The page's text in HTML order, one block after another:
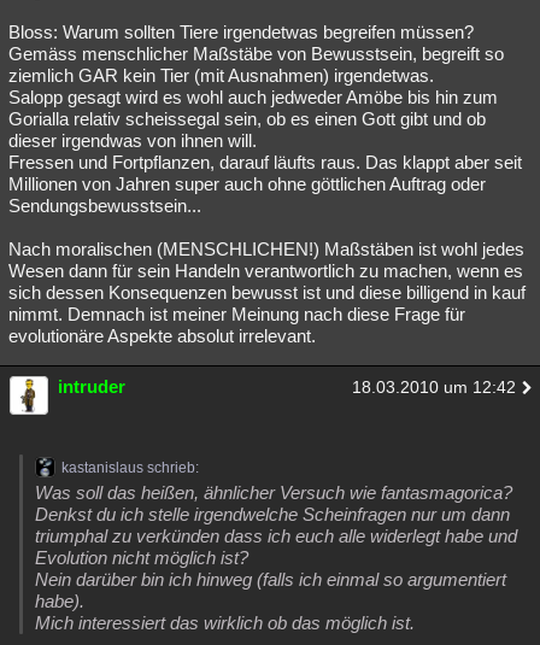
Bloss: Warum sollten Tiere irgendetwas begreifen müssen?
Gemäss menschlicher Maßstäbe von Bewusstsein, begreift so
ziemlich GAR kein Tier (mit Ausnahmen) irgendetwas.
Salopp gesagt wird es wohl auch jedweder Amöbe bis hin zum
Gorialla relativ scheissegal sein, ob es einen Gott gibt und ob
dieser irgendwas von ihnen will.
Fressen und Fortpflanzen, darauf läufts raus. Das klappt aber seit
Millionen von Jahren super auch ohne göttlichen Auftrag oder
Sendungsbewusstsein...
Nach moralischen (MENSCHLICHEN!) Maßstäben ist wohl jedes
Wesen dann für sein Handeln verantwortlich zu machen, wenn es
sich dessen Konsequenzen bewusst ist und diese billigend in kauf
nimmt. Demnach ist meiner Meinung nach diese Frage für
evolutionäre Aspekte absolut irrelevant.
intruder 18.03.2010 um 12:42
kastanislaus schrieb:
Was soll das heißen, ähnlicher Versuch wie fantasmagorica?
Denkst du ich stelle irgendwelche Scheinfragen nur um dann
triumphal zu verkünden dass ich euch alle widerlegt habe und
Evolution nicht möglich ist?
Nein darüber bin ich hinweg (falls ich einmal so argumentiert
habe).
Mich interessiert das wirklich ob das möglich ist.